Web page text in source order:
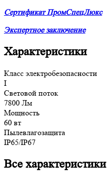
Сертификат ПромСпецЛюкс
Экспертное заключение
Характеристики
Класс электробезопасности
I
Световой поток
7800 Лм
Мощность
60 вт
Пылевлагозащита
IP65/IP67
Все характеристики